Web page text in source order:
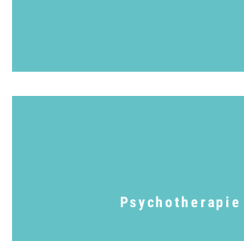
Psychotherapie